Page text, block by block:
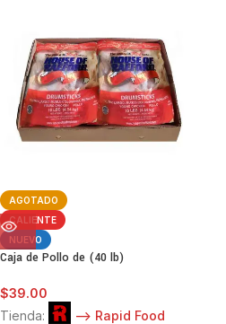
AGOTADO
CALIENTE
NUEVO
Caja de Pollo de (40 lb)
$39.00
Tienda:
--> Rapid Food